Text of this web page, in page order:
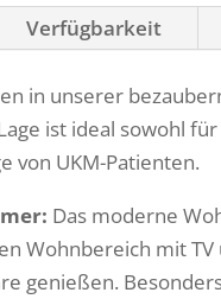
Verfügbarkeit
in unserer
ist ideal sowohl
von UKM-Patienten.
Das moderne
Wohnbereich mit
genießen.